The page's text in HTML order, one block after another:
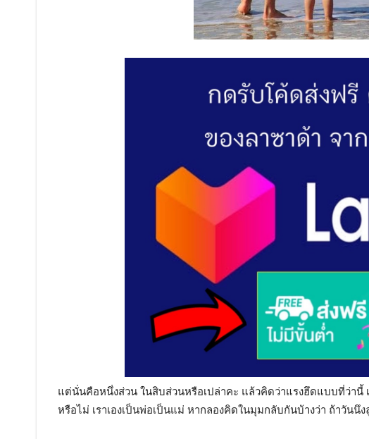
แต่นั่นคือหนึ่งส่วน ในสิบส่วนหรือเปล่าคะ แล้วคิดว่าแรงฮึดแบบที่ว่านี้
หรือไม่ เราเองเป็นพ่อเป็นแม่ หากลองคิดในมุมกลับกันบ้างว่า ถ้าวันนึง